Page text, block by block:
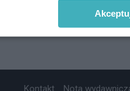
Kontakt Nota